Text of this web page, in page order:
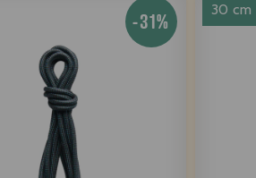
-31% 30 cm